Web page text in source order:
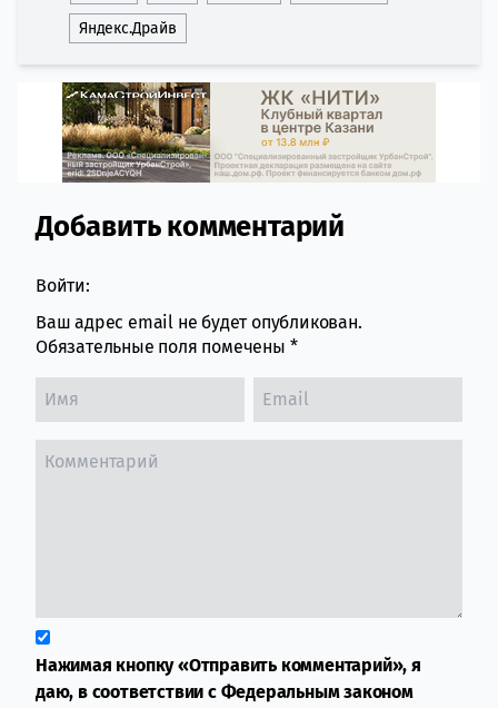
Яндекс.Драйв
Comment section
Добавить комментарий
Войти:
Ваш адрес email не будет опубликован.
Обязательные поля помечены *
Нажимая кнопку «Отправить комментарий», я
даю, в соответствии с Федеральным законом